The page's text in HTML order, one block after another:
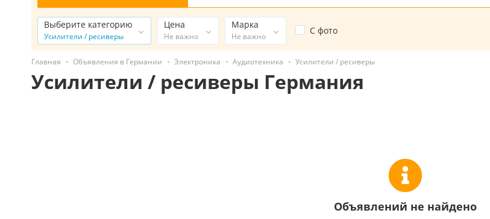
Выберите категорию
Усилители / ресиверы
Цена
Не важно
Марка
Не важно
С фото
Главная Объявления в Германии Электроника Аудиотехника Усилители / ресиверы
Усилители / ресиверы Германия
Объявлений не найдено